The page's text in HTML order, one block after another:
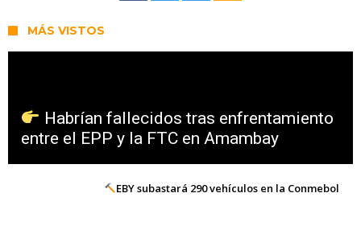
MÁS VISTOS
Habrían fallecidos tras enfrentamiento
entre el EPP y la FTC en Amambay
EBY subastará 290 vehículos en la Conmebol